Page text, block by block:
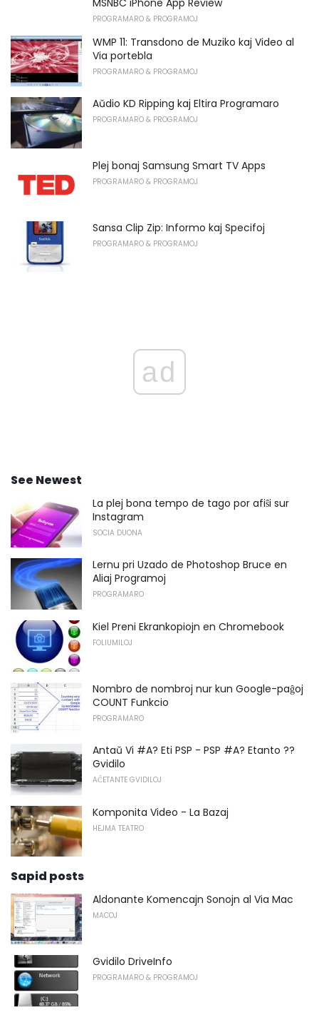
PROGRAMARO & PROGRAMOJ
WMP 11: Transdono de Muziko kaj Video al
Via portebla
PROGRAMARO & PROGRAMOJ
Aŭdio KD Ripping kaj Eltira Programaro
PROGRAMARO & PROGRAMOJ
Plej bonaj Samsung Smart TV Apps
PROGRAMARO & PROGRAMOJ
Sansa Clip Zip: Informo kaj Specifoj
PROGRAMARO & PROGRAMOJ
ad
See Newest
La plej bona tempo de tago por afiŝi sur
Instagram
SOCIA DUONA
Lernu pri Uzado de Photoshop Bruce en
Aliaj Programoj
PROGRAMARO
Kiel Preni Ekrankopiojn en Chromebook
FOLIUMILOJ
Nombro de nombroj nur kun Google-paĝoj
COUNT Funkcio
PROGRAMARO
Antaŭ Vi #A? Eti PSP - PSP #A? Etanto ??
Gvidilo
AĈETANTE GVIDILOJ
Komponita Video - La Bazaj
HEJMA TEATRO
Sapid posts
Aldonante Komencajn Sonojn al Via Mac
MACOJ
Gvidilo DriveInfo
PROGRAMARO & PROGRAMOJ